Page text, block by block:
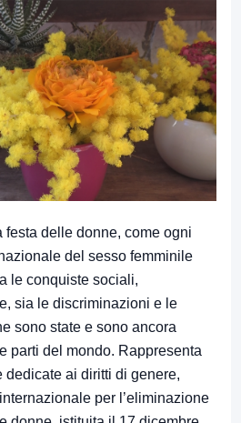
festa delle donne, come ogni
del sesso femminile
le conquiste sociali,
sia le discriminazioni e le
sono state e sono ancora
parti del mondo. Rappresenta
dedicate ai diritti di genere,
per l’eliminazione